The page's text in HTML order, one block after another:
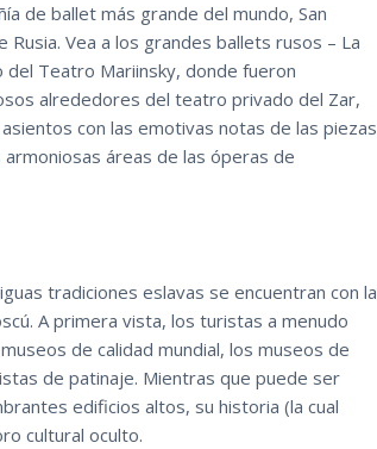
de ballet más grande del mundo, San
Vea a los grandes ballets rusos – La
del Teatro Mariinsky, donde fueron
alrededores del teatro privado del Zar,
con las emotivas notas de las piezas
áreas de las óperas de
tradiciones eslavas se encuentran con la
A primera vista, los turistas a menudo
de calidad mundial, los museos de
de patinaje. Mientras que puede ser
edificios altos, su historia (la cual
cultural oculto.